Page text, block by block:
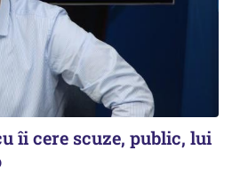
îi cere scuze, public, lui